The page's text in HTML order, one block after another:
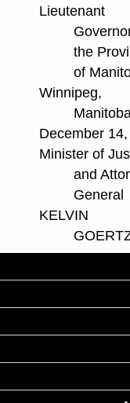
Lieutenant
the
of
Winnipeg,
December
Minister of
and
General
KELVIN